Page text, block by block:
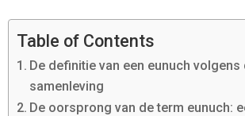
Table of Contents
De definitie van een eunuch
samenleving
De oorsprong van de term eunuch: